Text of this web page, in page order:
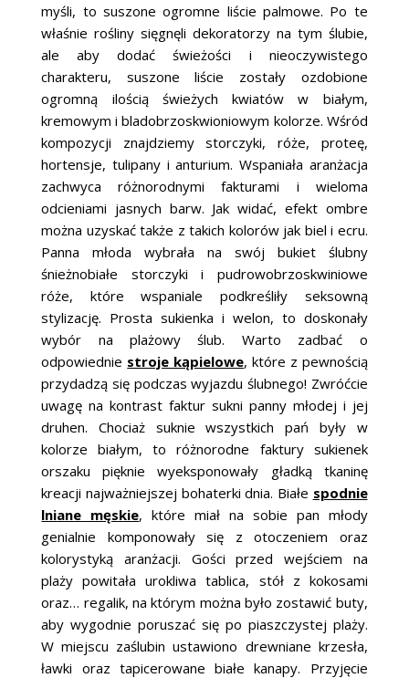
myśli, to suszone ogromne liście palmowe. Po te
właśnie rośliny sięgnęli dekoratorzy na tym ślubie,
ale aby dodać świeżości i nieoczywistego
charakteru, suszone liście zostały ozdobione
ogromną ilością świeżych kwiatów w białym,
kremowym i bladobrzoskwioniowym kolorze. Wśród
kompozycji znajdziemy storczyki, róże, proteę,
hortensje, tulipany i anturium. Wspaniała aranżacja
zachwyca różnorodnymi fakturami i wieloma
odcieniami jasnych barw. Jak widać, efekt ombre
można uzyskać także z takich kolorów jak biel i ecru.
Panna młoda wybrała na swój bukiet ślubny
śnieżnobiałe storczyki i pudrowobrzoskwiniowe
róże, które wspaniale podkreśliły seksowną
stylizację. Prosta sukienka i welon, to doskonały
wybór na plażowy ślub. Warto zadbać o
odpowiednie stroje kąpielowe, które z pewnością
przydadzą się podczas wyjazdu ślubnego! Zwróćcie
uwagę na kontrast faktur sukni panny młodej i jej
druhen. Chociaż suknie wszystkich pań były w
kolorze białym, to różnorodne faktury sukienek
orszaku pięknie wyeksponowały gładką tkaninę
kreacji najważniejszej bohaterki dnia. Białe spodnie
lniane męskie, które miał na sobie pan młody
genialnie komponowały się z otoczeniem oraz
kolorystyką aranżacji. Gości przed wejściem na
plaży powitała urokliwa tablica, stół z kokosami
oraz… regalik, na którym można było zostawić buty,
aby wygodnie poruszać się po piaszczystej plaży.
W miejscu zaślubin ustawiono drewniane krzesła,
ławki oraz tapicerowane białe kanapy. Przyjęcie